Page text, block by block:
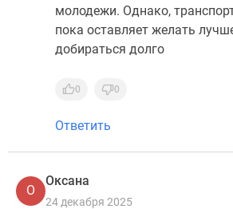
молодежи. Однако,
пока оставляет желать
добираться долго
0 0
Ответить
О
Оксана
24 декабря 2025